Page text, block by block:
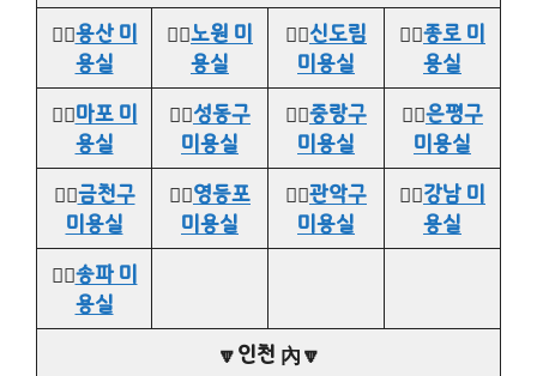
👉🏻용산 미
용실
👉🏻노원 미
용실
👉🏻신도림
미용실
👉🏻종로 미
용실
👉🏻마포 미
용실
👉🏻성동구
미용실
👉🏻중랑구
미용실
👉🏻은평구
미용실
👉🏻금천구
미용실
👉🏻영등포
미용실
👉🏻관악구
미용실
👉🏻강남 미
용실
👉🏻송파 미
용실
🔽인천 內🔽